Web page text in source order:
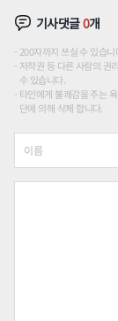
기사댓글0개
200자까지 쓰실 수 있습
저작권 등 다른 사람의 권
수 있습니다.
타인에게 불쾌감을 주는
단에 의해 삭제 합니다.